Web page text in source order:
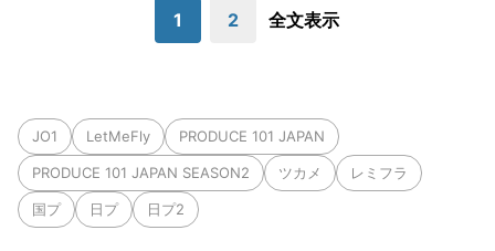
1 2 全文表示
JO1 LetMeFly PRODUCE 101 JAPAN
PRODUCE 101 JAPAN SEASON2 ツカメ レミフラ
国プ 日プ 日プ2